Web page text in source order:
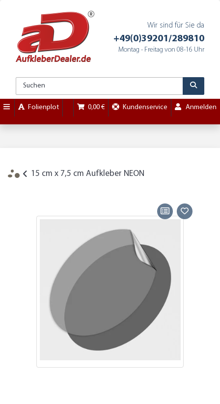
Wir sind für Sie da
+49(0)39201/289810
Montag - Freitag von 08-16 Uhr
Folienplot 0,00 € Kundenservice Anmelden
15 cm x 7,5 cm Aufkleber NEON